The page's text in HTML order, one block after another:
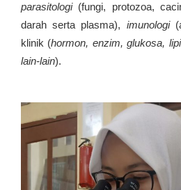
parasitologi(fungi, protozoa,
darah serta plasma), imunologi
klinik (hormon, enzim, glukosa,
lain-lain).